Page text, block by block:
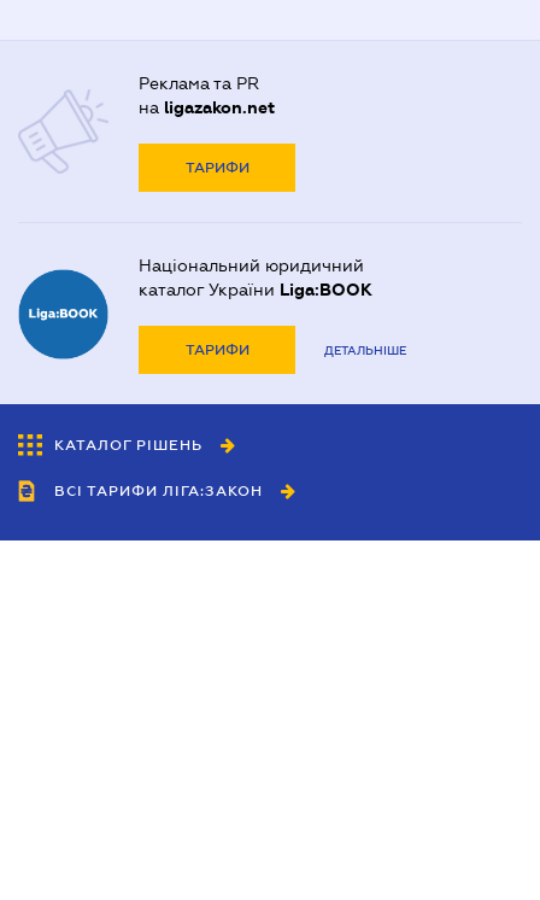
Реклама та PR
на ligazakon.net
ТАРИФИ
Національний юридичний
каталог України Liga:BOOK
ТАРИФИ ДЕТАЛЬНІШЕ
КАТАЛОГ РІШЕНЬ
ВСІ ТАРИФИ ЛІГА:ЗАКОН